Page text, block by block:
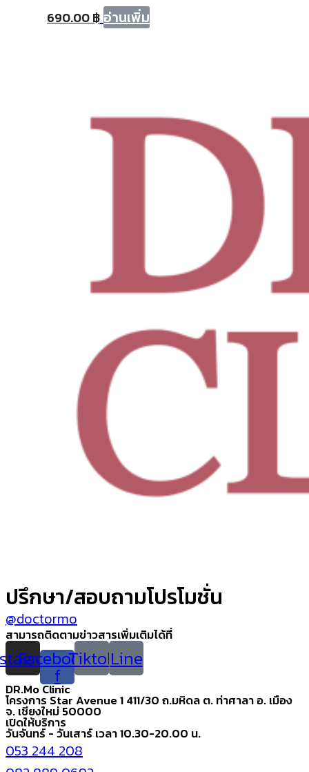
690.00฿อ่านเพิ่ม
ปรึกษา/สอบถามโปรโมชั่น
@doctormo
สามารถติดตามข่าวสารเพิ่มเติมได้ที่
Facebook-
f
TiktokLine
DR.Mo Clinic
โครงการ Star Avenue 1 411/30 ถ.มหิดล ต. ท่าศาลา อ. เมือง
จ. เชียงใหม่ 50000
เปิดให้บริการ
วันจันทร์ - วันเสาร์ เวลา 10.30-20.00 น.
053 244 208